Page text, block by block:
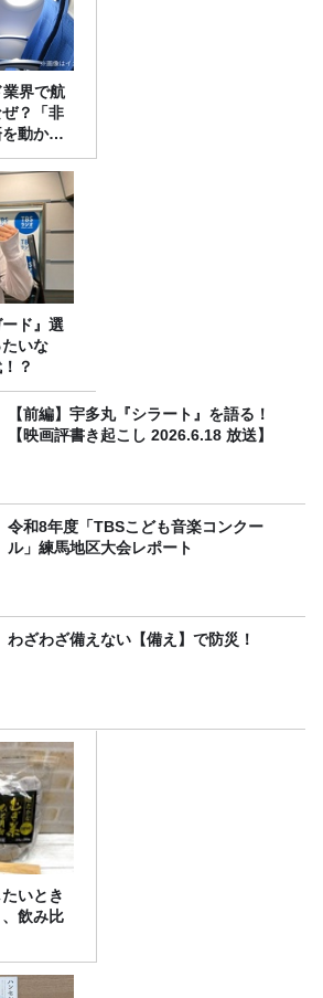
界で航
？「非
動かす
ード』選
いな
？
【前編】宇多丸『シラート』を語る！
【映画評書き起こし 2026.6.18 放送】
令和8年度「TBSこども音楽コンクー
ル」練馬地区大会レポート
わざわざ備えない【備え】で防災！
いとき
飲み比